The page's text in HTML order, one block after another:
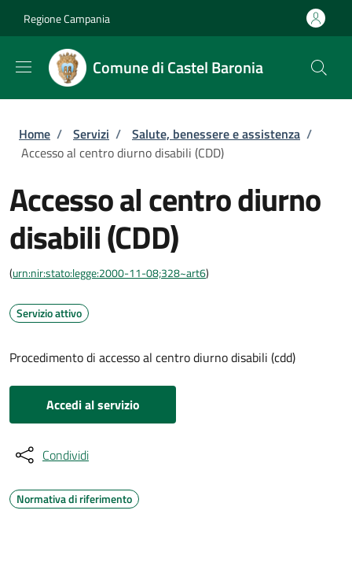
Regione Campania
Comune di Castel Baronia
Briciole di pane
Home / Servizi / Salute, benessere e assistenza /
Accesso al centro diurno disabili (CDD)
Accesso al centro diurno
disabili (CDD)
(urn:nir:stato:legge:2000-11-08;328~art6)
Servizio attivo
Procedimento di accesso al centro diurno disabili (cdd)
Accedi al servizio
Condividi
Normativa di riferimento